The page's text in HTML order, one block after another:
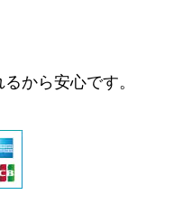
から安心です。